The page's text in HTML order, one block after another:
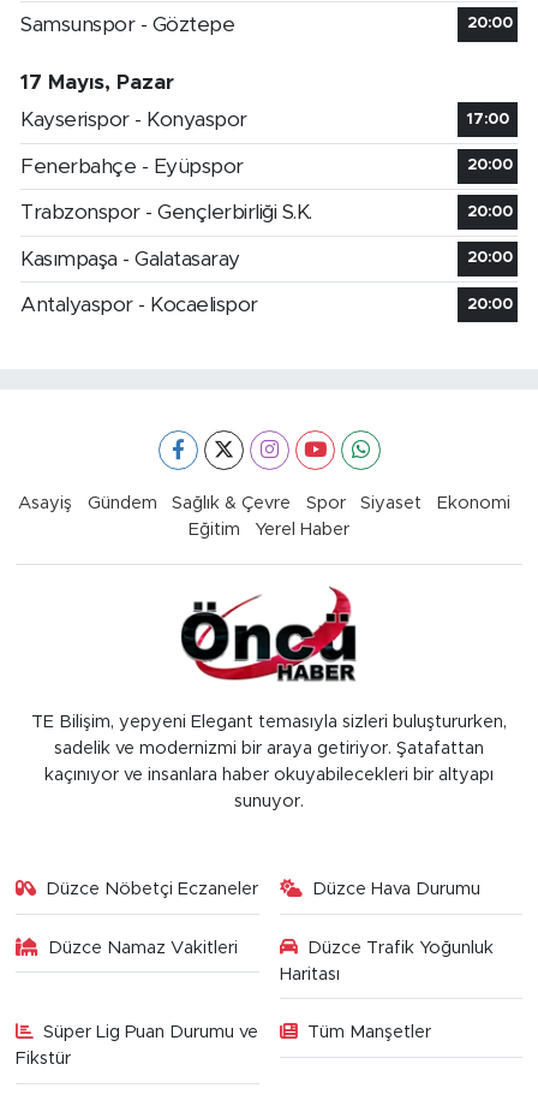
Samsunspor - Göztepe 20:00
17 Mayıs, Pazar
Kayserispor - Konyaspor
17:00
Fenerbahçe - Eyüpspor 20:00
Trabzonspor - Gençlerbirliği S.K. 20:00
Kasımpaşa - Galatasaray 20:00
Antalyaspor - Kocaelispor 20:00
Asayiş Gündem Sağlık & Çevre Spor Siyaset
Ekonomi
Eğitim
Yerel Haber
TE Bilişim, yepyeni Elegant temasıyla sizleri buluştururken,
sadelik ve modernizmi bir araya getiriyor. Şatafattan
kaçınıyor ve insanlara haber okuyabilecekleri bir altyapı
sunuyor.
Düzce Nöbetçi Eczaneler Düzce Hava Durumu
Düzce Namaz Vakitleri
Düzce Trafik Yoğunluk
Haritası
Süper Lig Puan Durumu ve
Fikstür
Tüm Manşetler